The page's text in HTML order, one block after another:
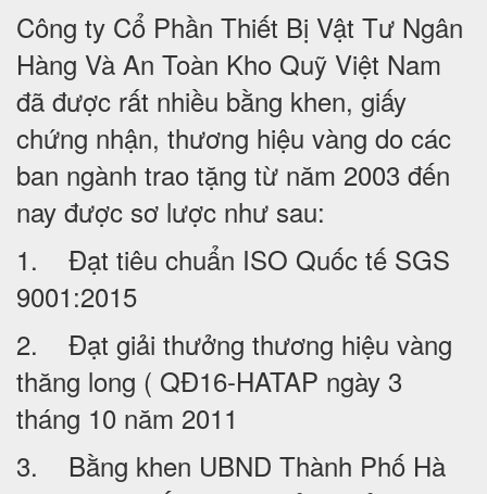
Công ty Cổ Phần Thiết Bị Vật Tư Ngân
Hàng Và An Toàn Kho Quỹ Việt Nam
đã được rất nhiều bằng khen, giấy
chứng nhận, thương hiệu vàng do các
ban ngành trao tặng từ năm 2003 đến
nay được sơ lược như sau:
1. Đạt tiêu chuẩn ISO Quốc tế SGS
9001:2015
2. Đạt giải thưởng thương hiệu vàng
thăng long ( QĐ16-HATAP ngày 3
tháng 10 năm 2011
3. Bằng khen UBND Thành Phố Hà